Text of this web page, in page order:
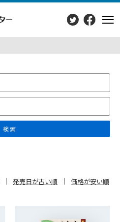
検索
発売日が古い順 価格が安い順